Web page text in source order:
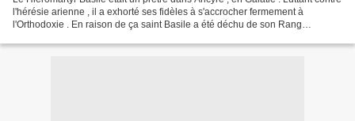
l'hérésie arienne , il a exhorté ses fidèles à s'accrocher fermement à
l'Orthodoxie . En raison de ça saint Basile a été déchu de son Rang